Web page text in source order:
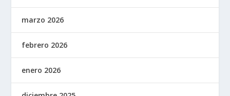
marzo 2026
febrero 2026
enero 2026